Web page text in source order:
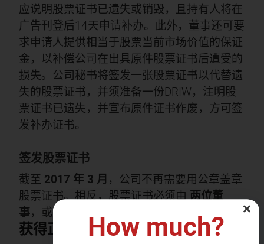
应说明股票证书已遗失或销毁，且持有人将在
广告刊登后14天申请补办。此外，董事还可要
求申请人提供相当于股票当前市场价值的保证
金，以补偿公司在出具原件股票证书后遭受的
损失。公司秘书将签发一张股票证书以代替遗
失的股票证书，并须准备一份DRIW，注明股
票证书已遗失，并宣布原件证书作废，方可签
发补办证书。
签发股票证书
截至 2017 年 3 月 ，公司不再需要用公章盖章
股票证书。相反，股票证书必须由两位董
事，或通过
获得正确的指导是关键
How much?